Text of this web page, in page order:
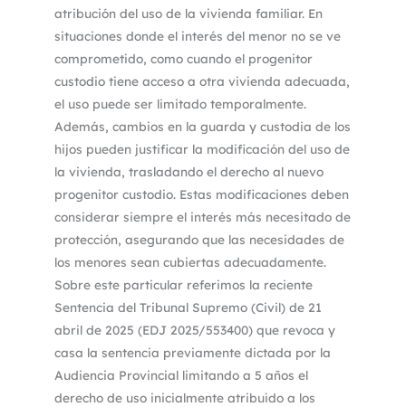
atribución del uso de la vivienda familiar. En
situaciones donde el interés del menor no se ve
comprometido, como cuando el progenitor
custodio tiene acceso a otra vivienda adecuada,
el uso puede ser limitado temporalmente.
Además, cambios en la guarda y custodia de los
hijos pueden justificar la modificación del uso de
la vivienda, trasladando el derecho al nuevo
progenitor custodio. Estas modificaciones deben
considerar siempre el interés más necesitado de
protección, asegurando que las necesidades de
los menores sean cubiertas adecuadamente.
Sobre este particular referimos la reciente
Sentencia del Tribunal Supremo (Civil) de 21
abril de 2025 (EDJ 2025/553400) que revoca y
casa la sentencia previamente dictada por la
Audiencia Provincial limitando a 5 años el
derecho de uso inicialmente atribuido a los